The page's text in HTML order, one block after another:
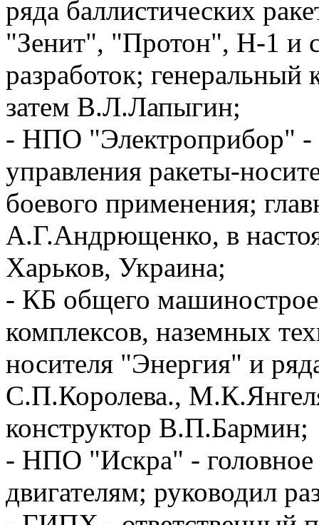
ряда баллистических
"Зенит", "Протон", Н-1 и
разработок;
затем В.Л.Лапыгин;
- НПО "Электроприбор" -
управления ракеты-
боевого применения;
А.Г.Андрющенко, в
Харьков, Украина;
- КБ общего
комплексов, наземных
носителя "Энергия" и
С.П.Королева.,
конструктор В.П.Бармин;
- НПО "Искра" - головное
двигателям; руководил